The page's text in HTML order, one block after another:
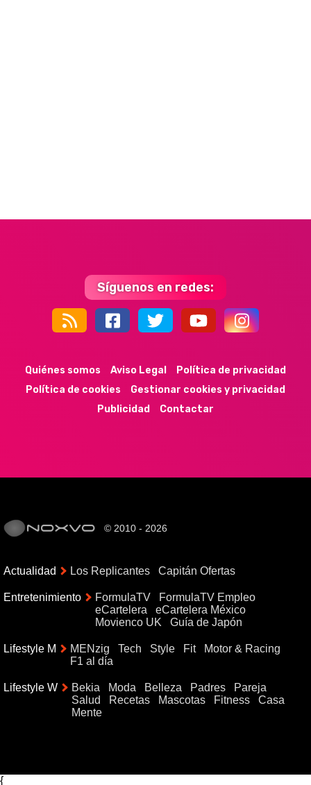
Síguenos en redes:
Quiénes somos Aviso Legal
Política de privacidad
Política de cookies
Gestionar cookies y privacidad
Publicidad
Contactar
© 2010 - 2026
Actualidad Los Replicantes Capitán Ofertas
Entretenimiento FormulaTV
FormulaTV Empleo
eCartelera
eCartelera México
Movienco UK
Guía de Japón
Lifestyle M MENzig Tech Style Fit
Motor & Racing
F1 al día
Lifestyle W Bekia Moda Belleza Padres
Pareja
Salud
Recetas Mascotas Fitness
Casa
Mente
{